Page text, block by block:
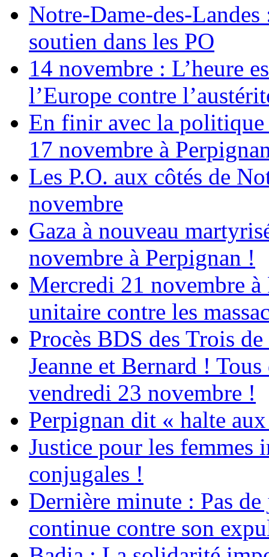
Notre-Dame-des-
soutien dans les PO
14 novembre : L’heure
l’Europe contre
En finir avec la politique
17 novembre à
Les P.O. aux côtés de
novembre
Gaza à nouveau
novembre à Perpignan !
Mercredi 21 novembre à
unitaire contre les
Procès BDS des Trois
Jeanne et Bernard !
vendredi 23 novembre !
Perpignan dit « halte
Justice pour les femmes
conjugales !
Dernière minute : Pas
continue contre son